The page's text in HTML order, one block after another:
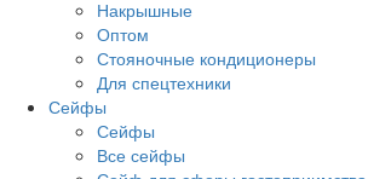
Накрышные
Оптом
Стояночные кондиционеры
Для спецтехники
Сейфы
Сейфы
Все сейфы